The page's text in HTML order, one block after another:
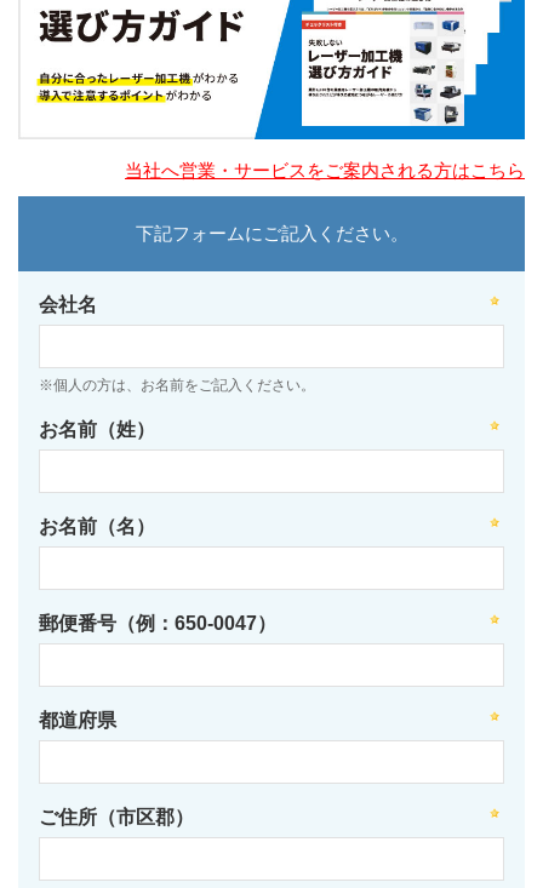
当社へ営業・サービスをご案内される方はこちら
下記フォームにご記入ください。
会社名
※個人の方は、お名前をご記入ください。
お名前（姓）
お名前（名）
郵便番号（例：650-0047）
都道府県
ご住所（市区郡）